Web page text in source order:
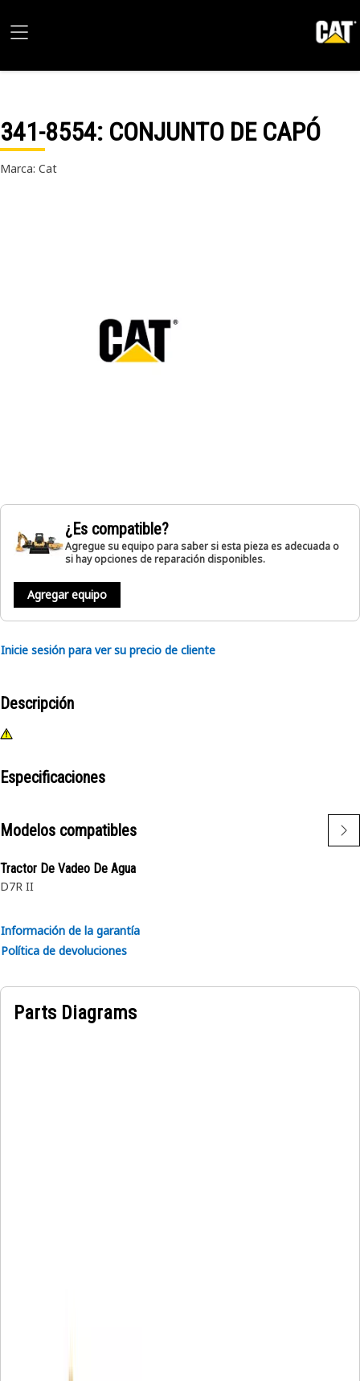
341-8554: CONJUNTO DE CAPÓ
Marca: Cat
¿Es compatible?
Agregue su equipo para saber si esta pieza es adecuada o
si hay opciones de reparación disponibles.
Agregar equipo
Inicie sesión para ver su precio de cliente
Descripción
Especificaciones
Modelos compatibles
Tractor De Vadeo De Agua
D7R II
Información de la garantía
Política de devoluciones
Parts Diagrams